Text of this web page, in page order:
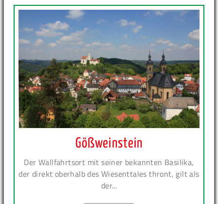
Gößweinstein
Der Wallfahrtsort mit seiner bekannten Basilika,
der direkt oberhalb des Wiesenttales thront, gilt als
der...